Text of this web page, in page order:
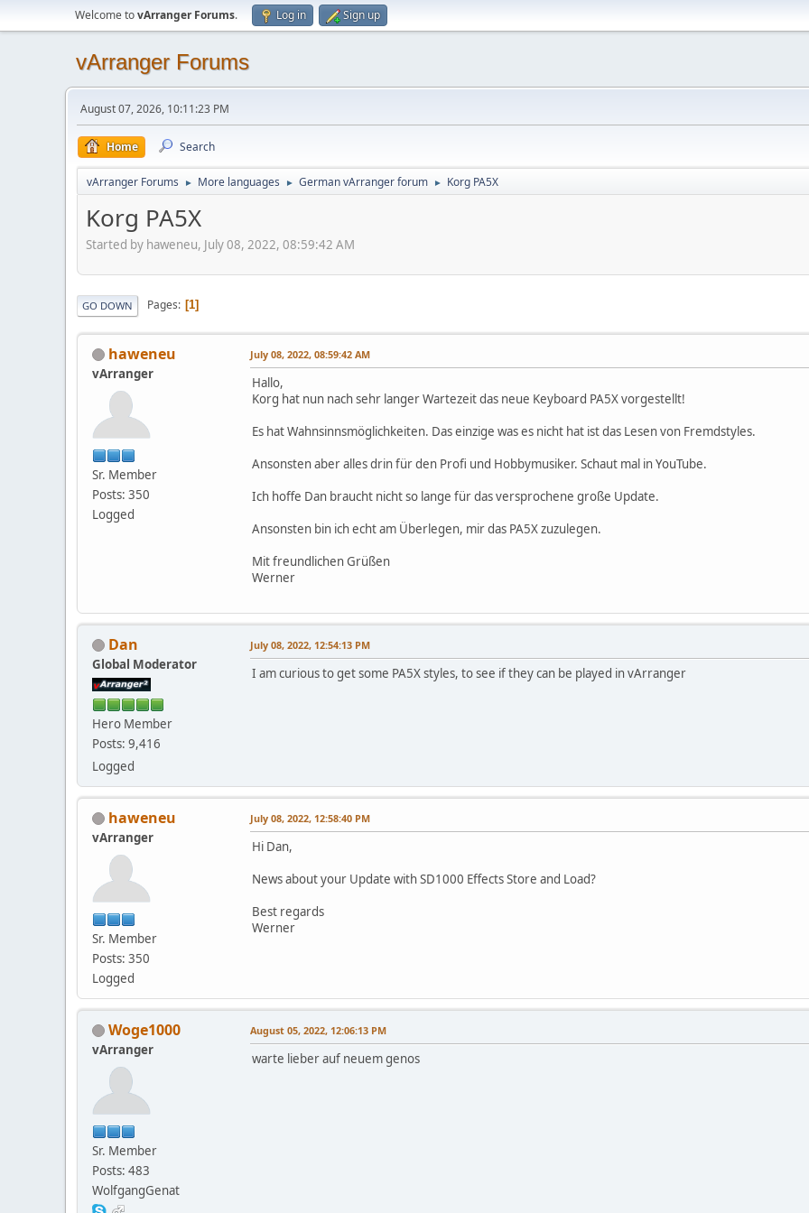
Welcome tovArranger Forums. Log in Sign up
vArranger Forums
August 07, 2026, 10:11:23 PM
Home Search
vArranger Forums ► More languages ► German vArranger forum ► Korg PA5X
Korg PA5X
Started by haweneu, July 08, 2022, 08:59:42 AM
GO DOWN Pages 1
haweneu
vArranger
Sr. Member
Posts: 350
Logged
July 08, 2022, 08:59:42 AM
Hallo,
Korg hat nun nach sehr langer Wartezeit das neue Keyboard PA5X vorgestellt!
Es hat Wahnsinnsmöglichkeiten. Das einzige was es nicht hat ist das Lesen von Fremdstyles.
Ansonsten aber alles drin für den Profi und Hobbymusiker. Schaut mal in YouTube.
Ich hoffe Dan braucht nicht so lange für das versprochene große Update.
Ansonsten bin ich echt am Überlegen, mir das PA5X zuzulegen.
Mit freundlichen Grüßen
Werner
Dan
Global Moderator
Hero Member
Posts: 9,416
Logged
July 08, 2022, 12:54:13 PM
I am curious to get some PA5X styles, to see if they can be played in vArranger
haweneu
vArranger
Sr. Member
Posts: 350
Logged
July 08, 2022, 12:58:40 PM
Hi Dan,
News about your Update with SD1000 Effects Store and Load?
Best regards
Werner
Woge1000
vArranger
Sr. Member
Posts: 483
WolfgangGenat
August 05, 2022, 12:06:13 PM
warte lieber auf neuem genos